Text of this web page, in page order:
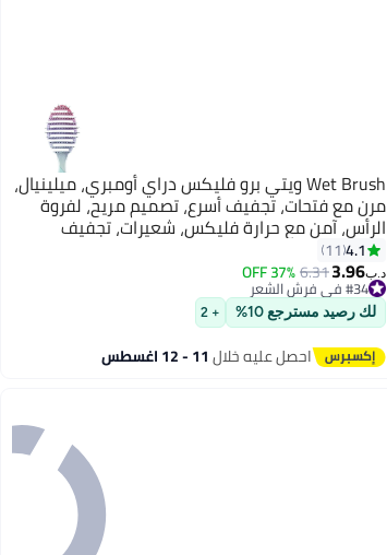
Wet Brush ويتي برو فليكس دراي أومبري، ميلينيال،
مرن مع فتحات، تجفيف أسرع، تصميم مريح، لفروة
الرأس، آمن مع حرارة فليكس، شعيرات، تجفيف
بالهواء، تصميم مفتوح مع فتحات، إزالة سريعة
للرطوبة
4.1
11
د.ب‏3.96
6.31
37% OFF #34 في فرش الشعر
تم بيع +20 مؤخرًا
#34 في فرش الشعر
لك رصيد مسترجع 10% + 2
احصل عليه خلال11 - 12 اغسطس